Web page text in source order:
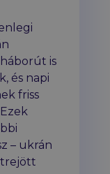
is
és napi
friss
– ukrán